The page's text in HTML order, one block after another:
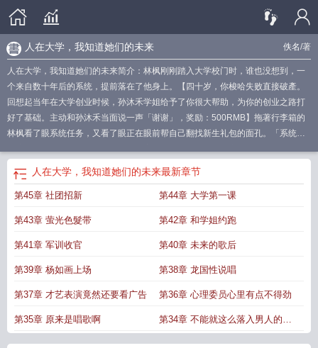
佚名/著
人在大学，我知道她们的未来
人在大学，我知道她们的未来简介：林枫刚刚踏入大学校门时，谁也没想到，一
个来自数十年后的系统，提前落在了他身上。【四十岁，你梭哈失败直接破產。
回想起当年在大学创业时候，孙沐禾学姐给予了你很大帮助，为你的创业之路打
好了基础。主动和孙沐禾当面说一声「谢谢」，奖励：500RMB】拖著行李箱的
林枫看了眼系统任务，又看了眼正在眼前帮自己翻找新生礼包的面孔。「系统，
我们在大学学什么读后感 我们在大学学到了什么
点多短剧
候你还在 大学 在人间 我知道她们的未来txt
我我知道她们的未来怎么办 人在大学但歌在格莱美最新章节更新
未来英语
人在大学，我知道她们的未来最新章节
第45章 社团招新 第44章 大学第一课
第43章 萤光色髮带 第42章 和学姐约跑
第41章 军训收官 第40章 未来的歌后
第39章 杨如画上场 第38章 龙国性说唱
第37章 才艺表演竟然还要看广告 第36章 心理委员心里有点不得劲
第35章 原来是唱歌啊 第34章 不能就这么落入男人的陷
阱啊